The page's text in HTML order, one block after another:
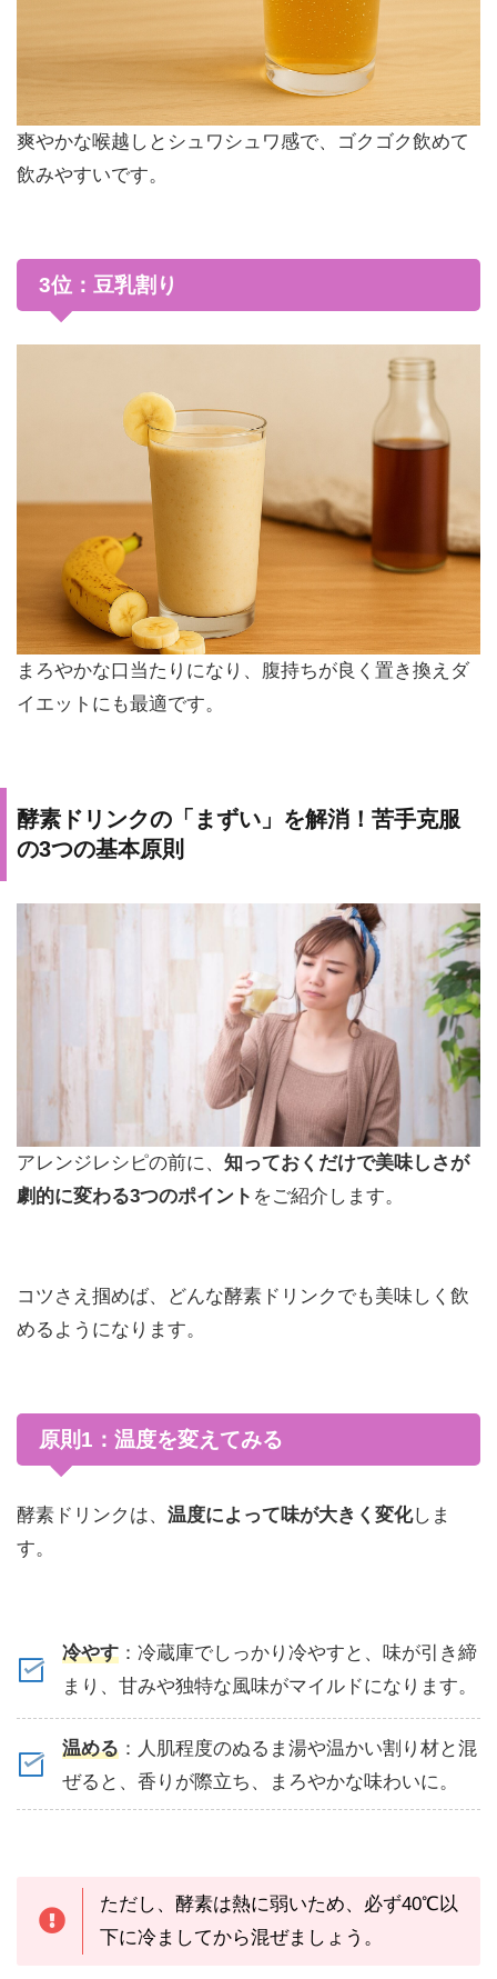
爽やかな喉越しとシュワシュワ感で、ゴクゴク飲めて
飲みやすいです。
3位：豆乳割り
まろやかな口当たりになり、腹持ちが良く置き換えダ
イエットにも最適です。
酵素ドリンクの「まずい」を解消！苦手克服
の3つの基本原則
アレンジレシピの前に、 知っておくだけで美味しさが
劇的に変わる3つのポイント をご紹介します。
コツさえ掴めば、どんな酵素ドリンクでも美味しく飲
めるようになります。
原則1：温度を変えてみる
酵素ドリンクは、 温度によって味が大きく変化しま
す。
冷やす：冷蔵庫でしっかり冷やすと、味が引き締
まり、甘みや独特な風味がマイルドになります。
温める：人肌程度のぬるま湯や温かい割り材と混
ぜると、香りが際立ち、まろやかな味わいに。
ただし、酵素は熱に弱いため、必ず40℃以
下に冷ましてから混ぜましょう。